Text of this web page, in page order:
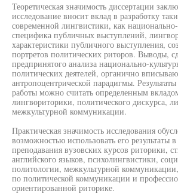
Теоретическая значимость диссертации
исследование вносит вклад в разработку
современной лингвистики, как национально-
специфика публичных выступлений,
характеристики публичного выступления,
портретов политических риторов. Выводы,
предпринятого анализа национально-
политических деятелей, органично
антропоцентрической парадигмы.
работы можно считать определенным
лингвориторики, политического дискурса,
межкультурной коммуникации.
Практическая значимость исследования
возможностью использовать его результаты
преподавания вузовских курсов риторики,
английского языков, психолингвистики,
политологии, межкультурной
по политической коммуникации и
ориентированной риторике.